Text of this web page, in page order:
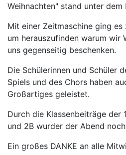
Weihnachten" stand unter
Mit einer Zeitmaschine ging
um herauszufinden warum wir
uns gegenseitig beschenken.
Die Schülerinnen und Schüler
Spiels und des Chors haben
Großartiges geleistet.
Durch die Klassenbeiträge der
und 2B wurder der Abend
Ein großes DANKE an alle